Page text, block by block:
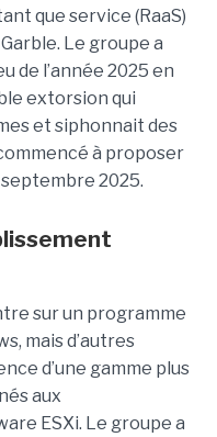
que service (RaaS)
Le groupe a
de l’année 2025 en
extorsion qui
et siphonnait des
à proposer
2025.
sur un programme
mais d’autres
d’une gamme plus
aux
ESXi. Le groupe a